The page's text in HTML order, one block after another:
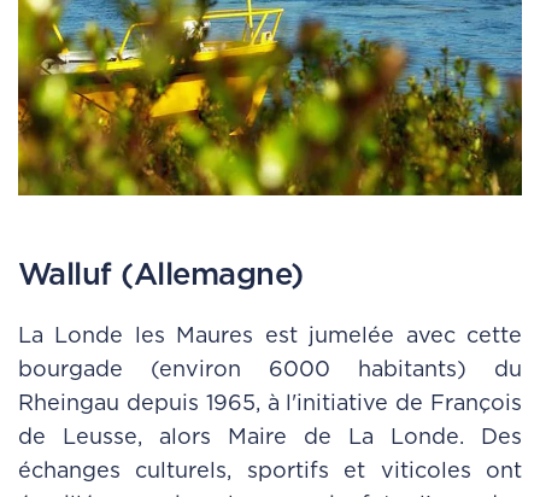
−
Walluf (Allemagne)
La Londe les Maures est jumelée avec cette
bourgade (environ 6000 habitants) du
Rheingau depuis 1965, à l'initiative de François
de Leusse, alors Maire de La Londe. Des
échanges culturels, sportifs et viticoles ont